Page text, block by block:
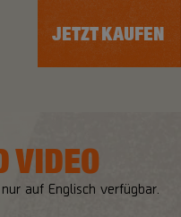
JETZT KAUFEN
VIDEO
auf Englisch verfügbar.